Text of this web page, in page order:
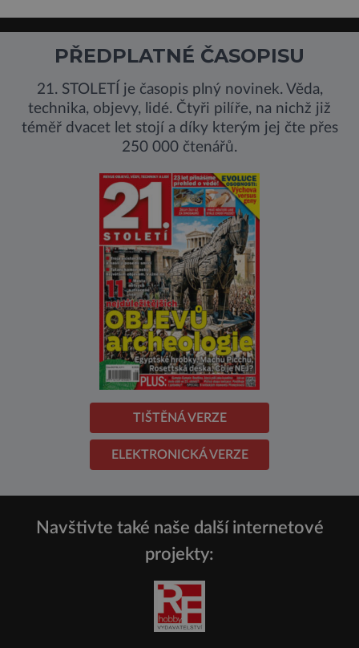
PŘEDPLATNÉ ČASOPISU
21. STOLETÍ je časopis plný novinek. Věda,
technika, objevy, lidé. Čtyři pilíře, na nichž již
téměř dvacet let stojí a díky kterým jej čte přes
250 000 čtenářů.
TIŠTĚNÁ VERZE
ELEKTRONICKÁ VERZE
Navštivte také naše další internetové
projekty: